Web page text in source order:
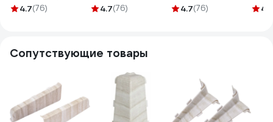
2500x70x26 мм
4.7(76)
105254
4.7(76)
мм 203390
4.7(76) 4.7
Сопутствующие товары